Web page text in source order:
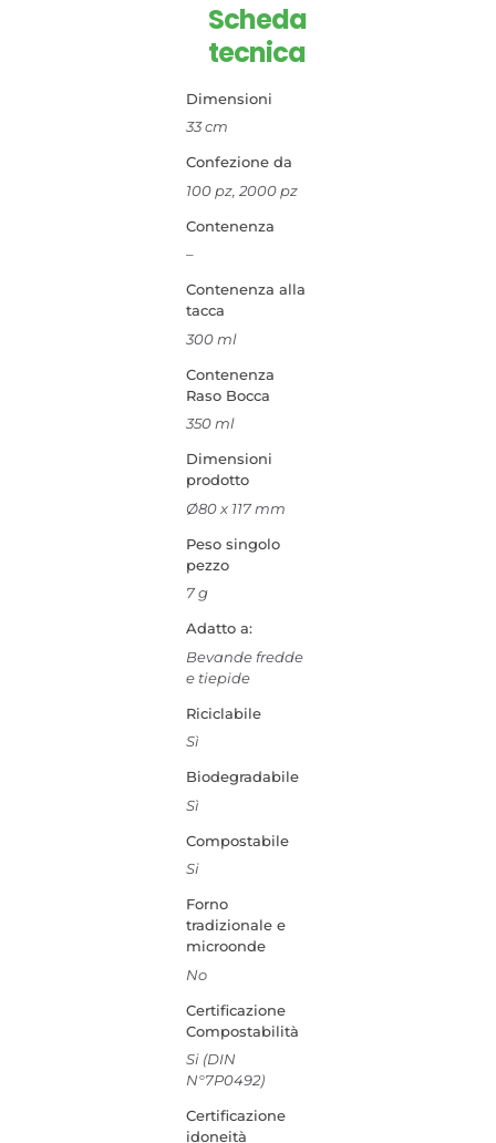
Scheda
tecnica
Dimensioni
33 cm
Confezione da
100 pz, 2000 pz
Contenenza
–
Contenenza alla
tacca
300 ml
Contenenza
Raso Bocca
350 ml
Dimensioni
prodotto
Ø80 x 117 mm
Peso singolo
pezzo
7 g
Adatto a:
Bevande fredde
e tiepide
Riciclabile
Sì
Biodegradabile
Sì
Compostabile
Si
Forno
tradizionale e
microonde
No
Certificazione
Compostabilità
Si (DIN
N°7P0492)
Certificazione
idoneità